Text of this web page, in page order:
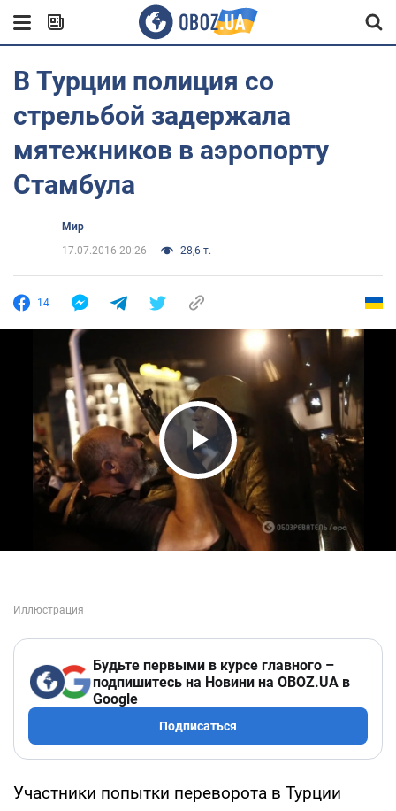
В Турции полиция со
стрельбой задержала
мятежников в аэропорту
Стамбула
Мир
17.07.2016 20:26
28,6 т.
14
Play Video
Будьте первыми в курсе главного –
подпишитесь на Новини на OBOZ.UA в
Google
Подписаться
Участники попытки переворота в Турции